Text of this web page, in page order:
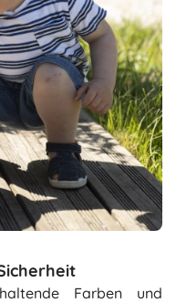
Farben und